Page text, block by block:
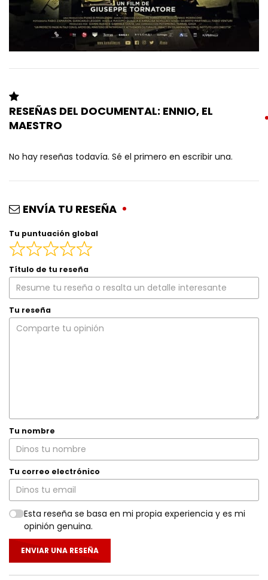
RESEÑAS DEL DOCUMENTAL: ENNIO, EL
MAESTRO
No hay reseñas todavía. Sé el primero en escribir una.
ENVÍA TU RESEÑA
Tu puntuación global
Título de tu reseña
Tu reseña
Tu nombre
Tu correo electrónico
Esta reseña se basa en mi propia experiencia y es mi
opinión genuina.
ENVIAR UNA RESEÑA